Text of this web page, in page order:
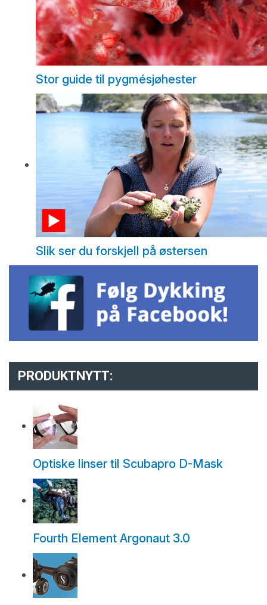
Stor guide til pygmésjøhester
Slik ser du forskjell på østersen
PRODUKTNYTT:
Optiske linser til Scubapro D-Mask
Fourth Element Argonaut 3.0